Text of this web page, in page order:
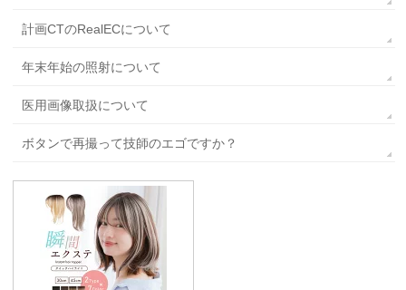
計画CTのRealECについて
年末年始の照射について
医用画像取扱について
ボタンで再撮って技師のエゴですか？